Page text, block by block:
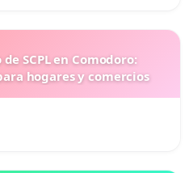
SCPL en Comodoro:
hogares y comercios